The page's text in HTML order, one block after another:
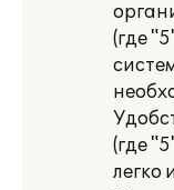
(где
(где
легко